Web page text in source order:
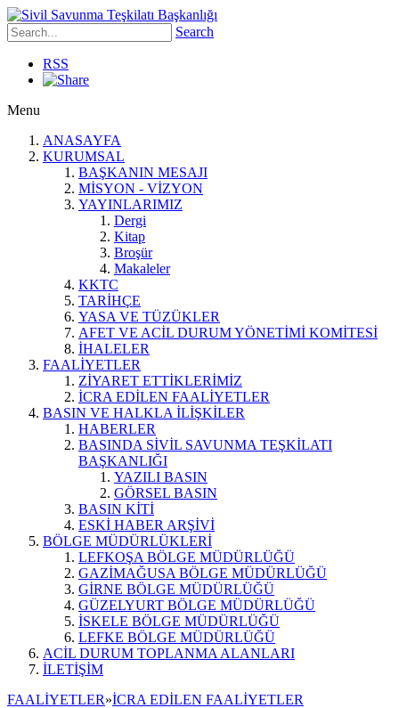
Search
RSS
Menu
ANASAYFA
KURUMSAL
BAŞKANIN MESAJI
MİSYON - VİZYON
YAYINLARIMIZ
Dergi
Kitap
Broşür
Makaleler
KKTC
TARİHÇE
YASA VE TÜZÜKLER
AFET VE ACİL DURUM YÖNETİMİ KOMİTESİ
İHALELER
FAALİYETLER
ZİYARET ETTİKLERİMİZ
İCRA EDİLEN FAALİYETLER
BASIN VE HALKLA İLİŞKİLER
HABERLER
BASINDA SİVİL SAVUNMA TEŞKİLATI
BAŞKANLIĞI
YAZILI BASIN
GÖRSEL BASIN
BASIN KİTİ
ESKİ HABER ARŞİVİ
BÖLGE MÜDÜRLÜKLERİ
LEFKOŞA BÖLGE MÜDÜRLÜĞÜ
GAZİMAĞUSA BÖLGE MÜDÜRLÜĞÜ
GİRNE BÖLGE MÜDÜRLÜĞÜ
GÜZELYURT BÖLGE MÜDÜRLÜĞÜ
İSKELE BÖLGE MÜDÜRLÜĞÜ
LEFKE BÖLGE MÜDÜRLÜĞÜ
ACİL DURUM TOPLANMA ALANLARI
İLETİŞİM
FAALİYETLER»İCRA EDİLEN FAALİYETLER